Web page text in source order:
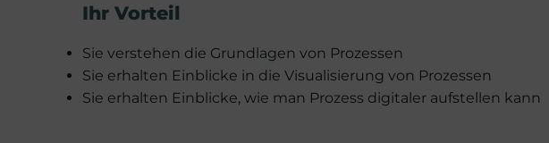
Ihr Vorteil
Sie verstehen die Grundlagen von Prozessen
Sie erhalten Einblicke in die Visualisierung von Prozessen
Sie erhalten Einblicke, wie man Prozess digitaler aufstellen kann